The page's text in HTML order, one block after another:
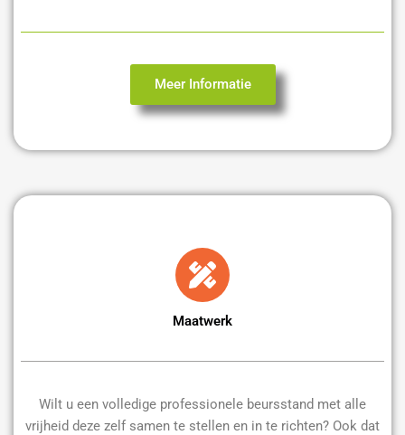
Meer Informatie
Maatwerk
Wilt u een volledige professionele beursstand met alle
vrijheid deze zelf samen te stellen en in te richten? Ook dat